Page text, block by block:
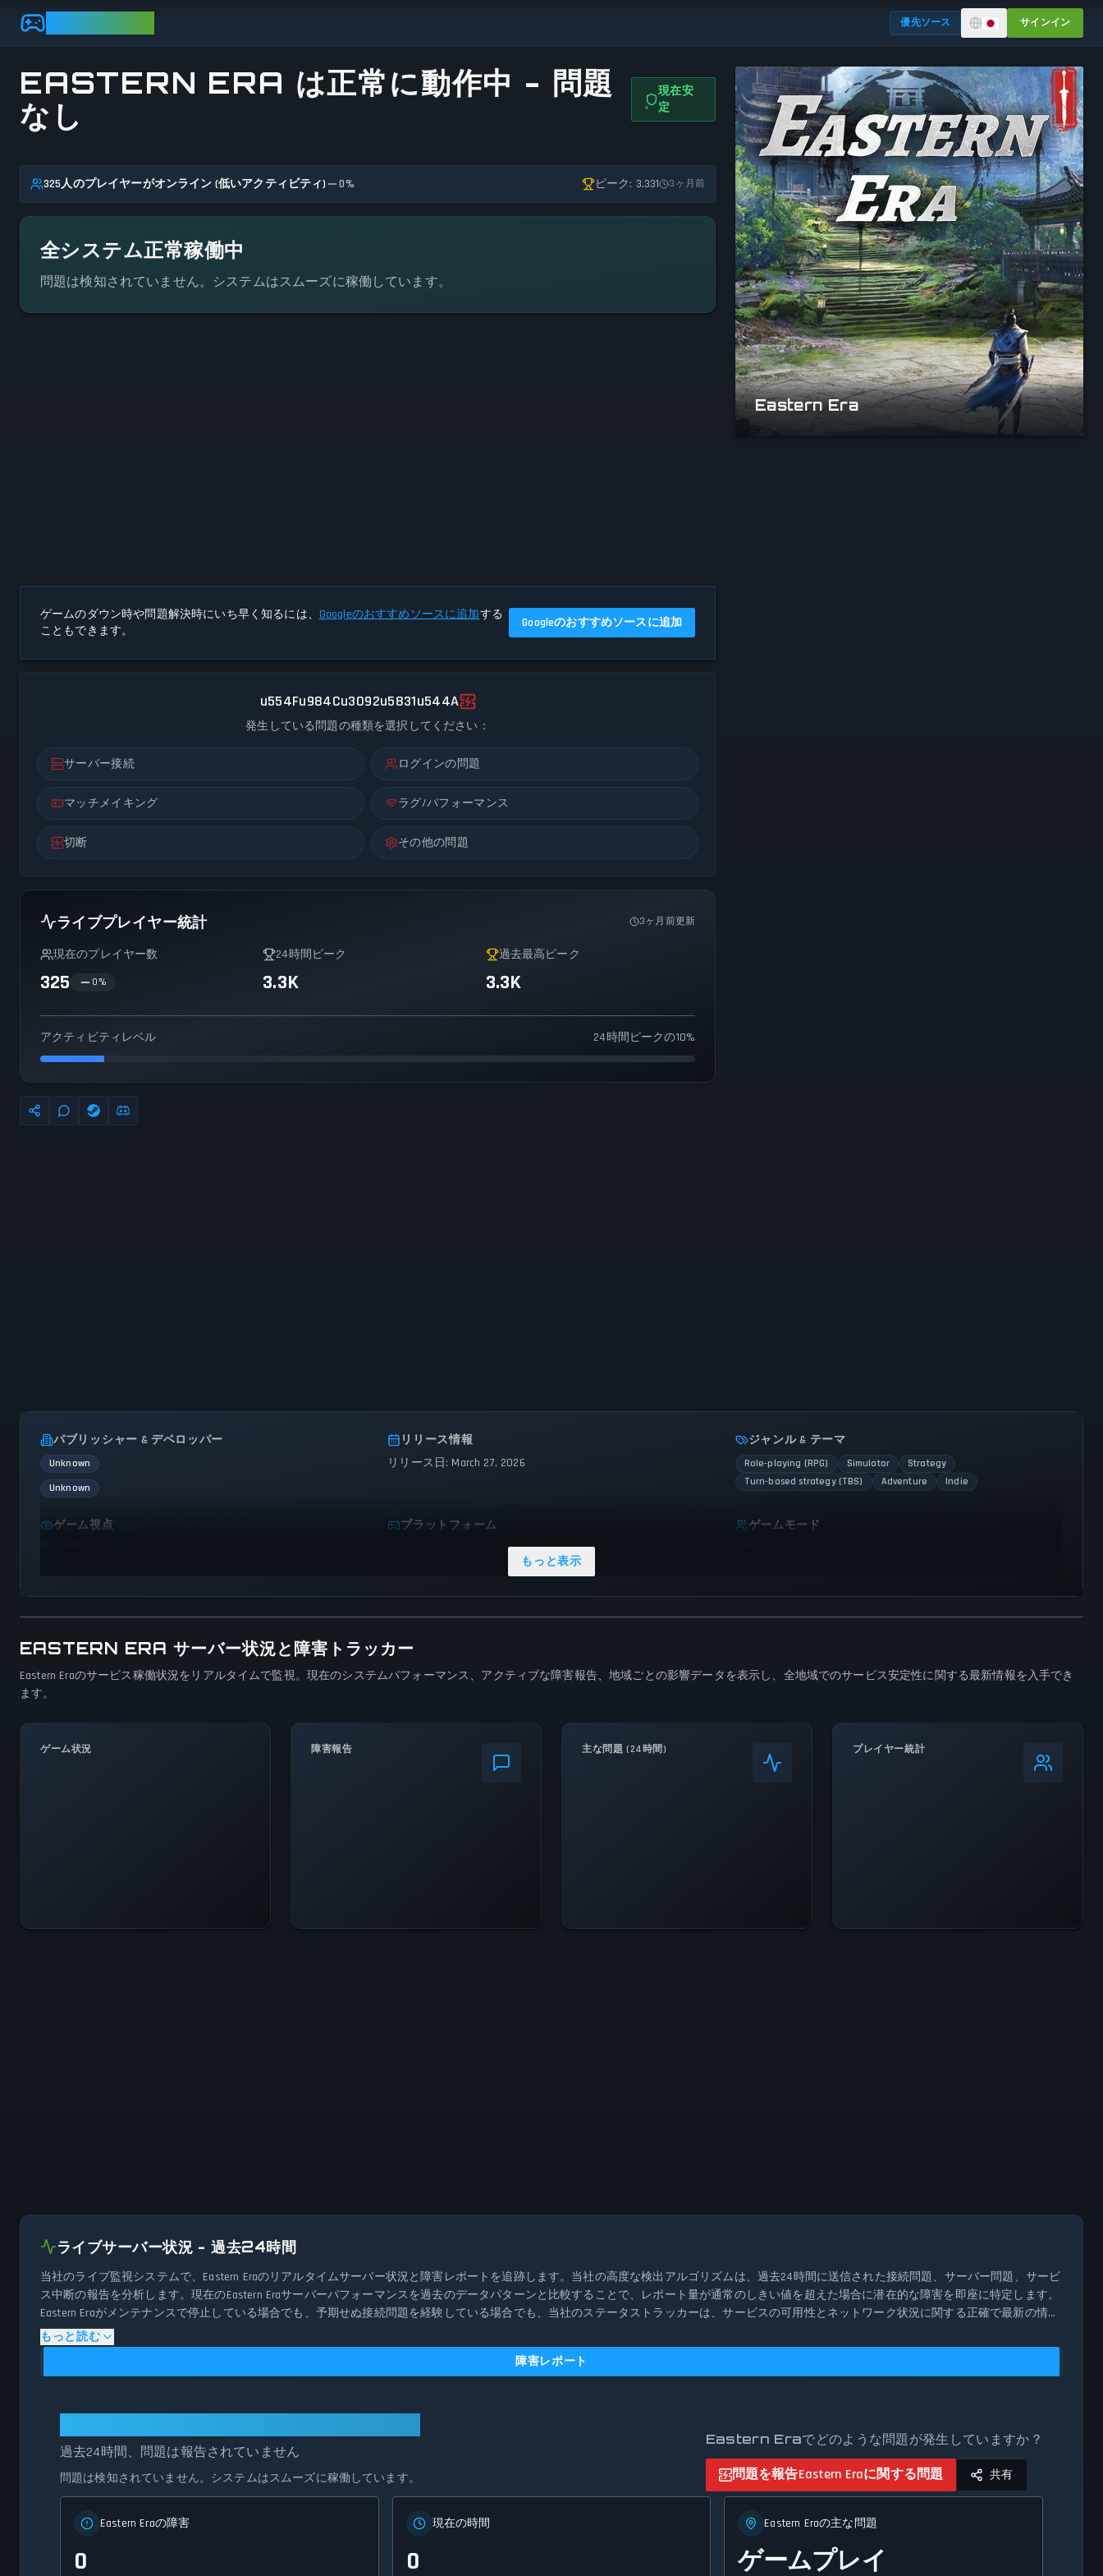
Skip to main content 優先ソース サインイン
EASTERN ERA は正常に動作中 - 問題
なし
現在安
定
325人のプレイヤーがオンライン (低いアクティビティ) 0% ピーク: 3,331 3ヶ月前
全システム正常稼働中
問題は検知されていません。システムはスムーズに稼働しています。
ゲームのダウン時や問題解決時にいち早く知るには、 Googleのおすすめソースに追加する
こともできます。
Googleのおすすめソースに追加
u554Fu984Cu3092u5831u544A
発生している問題の種類を選択してください：
サーバー接続 ログインの問題
マッチメイキング ラグ/パフォーマンス
切断 その他の問題
ライブプレイヤー統計 3ヶ月前更新
現在のプレイヤー数
325 0 %
24時間ピーク
3.3K
過去最高ピーク
3.3K
アクティビティレベル 24時間ピークの10%
Eastern Era
パブリッシャー & デベロッパー
Unknown
Unknown
リリース情報
リリース日: March 27, 2026
ジャンル & テーマ
Role-playing (RPG) Simulator
Strategy
Turn-based strategy (TBS)
Adventure Indie
ゲーム視点 プラットフォーム ゲームモード
もっと表示
EASTERN ERA サーバー状況と障害トラッカー
Eastern Eraのサービス稼働状況をリアルタイムで監視。現在のシステムパフォーマンス、アクティブな障害報告、地域ごとの影響データを表示し、全地域でのサービス安定性に関する最新情報を入手でき
ます。
ゲーム状況 障害報告 主な問題 (24時間) プレイヤー統計
ライブサーバー状況 - 過去24時間
当社のライブ監視システムで、Eastern Eraのリアルタイムサーバー状況と障害レポートを追跡します。当社の高度な検出アルゴリズムは、過去24時間に送信された接続問題、サーバー問題、サービ
ス中断の報告を分析します。現在のEastern Eraサーバーパフォーマンスを過去のデータパターンと比較することで、レポート量が通常のしきい値を超えた場合に潜在的な障害を即座に特定します。
Eastern Eraがメンテナンスで停止している場合でも、予期せぬ接続問題を経験している場合でも、当社のステータストラッカーは、サービスの可用性とネットワーク状況に関する正確で最新の情報
を提供します。
もっと読む
障害レポート
過去24時間、問題は報告されていません
問題は検知されていません。システムはスムーズに稼働しています。
Eastern Eraでどのような問題が発生していますか？
問題を報告Eastern Eraに関する問題 共有
Eastern Eraの障害
0
現在の時間
0
Eastern Eraの主な問題
ゲームプレイ